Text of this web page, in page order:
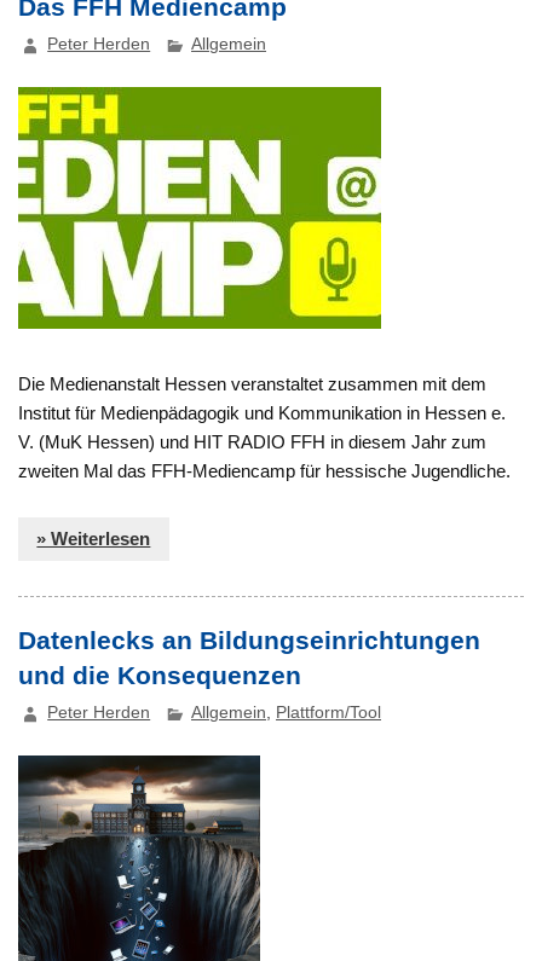
Das FFH Mediencamp
Peter Herden Allgemein
Die Medienanstalt Hessen veranstaltet zusammen mit dem
Institut für Medienpädagogik und Kommunikation in Hessen e.
V. (MuK Hessen) und HIT RADIO FFH in diesem Jahr zum
zweiten Mal das FFH-Mediencamp für hessische Jugendliche.
» Weiterlesen
Datenlecks an Bildungseinrichtungen
und die Konsequenzen
Peter Herden Allgemein, Plattform/Tool